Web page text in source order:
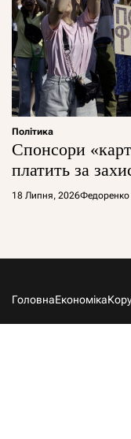
Політика
Спонсори
платить за
18 Липня, 2026Федоренко
ГоловнаЕкономіка